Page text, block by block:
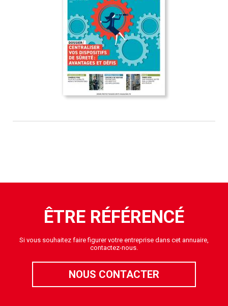
ÊTRE RÉFÉRENCÉ
Si vous souhaitez faire figurer votre entreprise dans cet annuaire,
contactez-nous.
NOUS CONTACTER